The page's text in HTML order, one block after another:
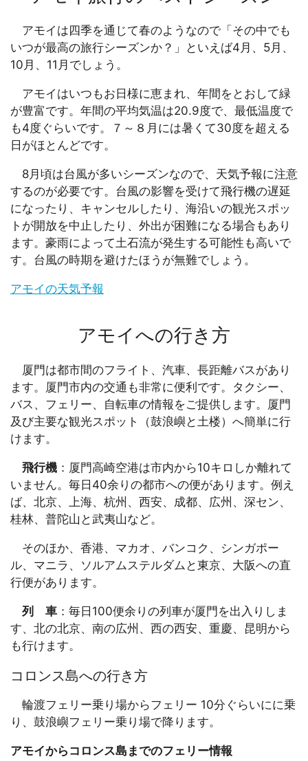
アモイは四季を通じて春のようなので「その中でも
いつが最高の旅行シーズンか？」といえば4月、5月、
10月、11月でしょう。
アモイはいつもお日様に恵まれ、年間をとおして緑
が豊富です。年間の平均気温は20.9度で、最低温度で
も4度ぐらいです。７～８月には暑くて30度を超える
日がほとんどです。
8月頃は台風が多いシーズンなので、天気予報に注意
するのが必要です。台風の影響を受けて飛行機の遅延
になったり、キャンセルしたり、海沿いの観光スポッ
トが開放を中止したり、外出が困難になる場合もあり
ます。豪雨によって土石流が発生する可能性も高いで
す。台風の時期を避けたほうが無難でしょう。
アモイの天気予報
アモイへの行き方
厦門は都市間のフライト、汽車、長距離バスがあり
ます。厦門市内の交通も非常に便利です。タクシー、
バス、フェリー、自転車の情報をご提供します。厦門
及び主要な観光スポット（鼓浪嶼と土楼）へ簡単に行
けます。
飛行機 ：厦門高崎空港は市内から10キロしか離れて
いません。毎日40余りの都市への便があります。例え
ば、北京、上海、杭州、西安、成都、広州、深セン、
桂林、普陀山と武夷山など。
そのほか、香港、マカオ、バンコク、シンガポー
ル、マニラ、ソルアムステルダムと東京、大阪への直
行便があります。
列 車 ：毎日100便余りの列車が厦門を出入りしま
す、北の北京、南の広州、西の西安、重慶、昆明から
も行けます。
コロンス島への行き方
輪渡フェリー乗り場からフェリー 10分ぐらいにに乗
り、鼓浪嶼フェリー乗り場で降ります。
アモイからコロンス島までのフェリー情報